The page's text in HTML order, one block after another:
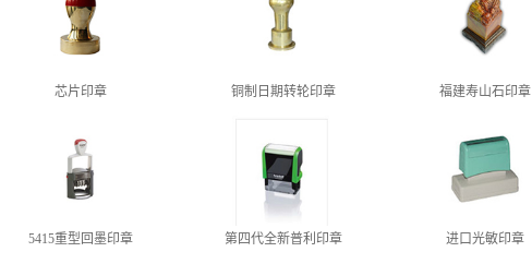
芯片印章 铜制日期转轮印章 福建寿山石印章
5415重型回墨印章 第四代全新普利印章 进口光敏印章